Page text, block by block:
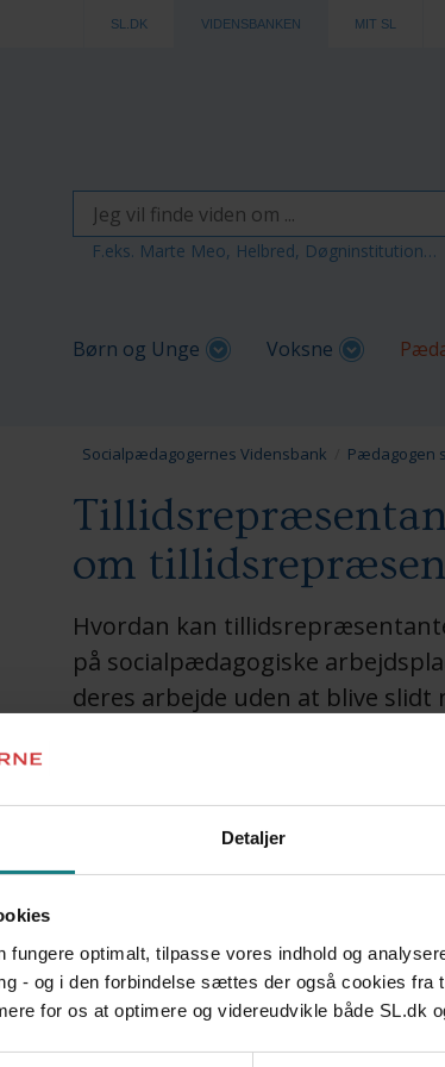
Detaljer
fungere optimalt, tilpasse vores indhold og
- og i den forbindelse sættes der også cookies fra
for os at optimere og videreudvikle både SL.dk
SL.DK VIDENSBANKEN MIT SL
F.eks. Marte Meo, Helbred, Døgninstitution…
Børn og Unge Voksne
Socialpædagogernes Vidensbank Pædagogen
om
Hvordan kan
på socialpædagogiske
deres arbejde uden at blive slidt
socialpædagogiske
I denne pjece er erfaringer samlet fra ni
Tilsammen udgør de ni lokale forsøg
tillidsrepræsentanten”, som